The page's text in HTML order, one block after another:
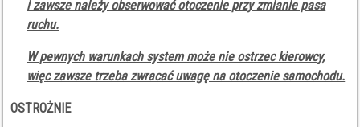
i zawsze należy obserwować otoczenie przy zmianie pasa
ruchu.
W pewnych warunkach system może nie ostrzec kierowcy,
więc zawsze trzeba zwracać uwagę na otoczenie samochodu.
OSTROŻNIE